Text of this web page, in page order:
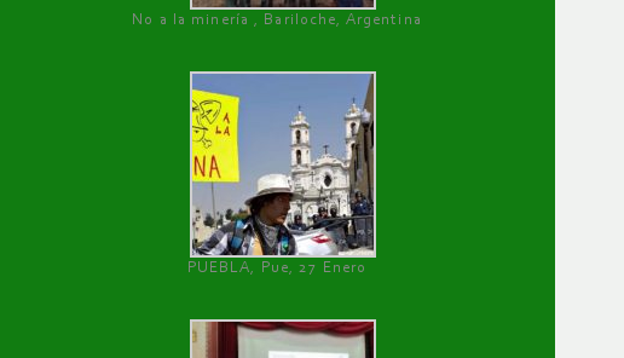
No a la minería , Bariloche, Argentina
PUEBLA, Pue, 27 Enero